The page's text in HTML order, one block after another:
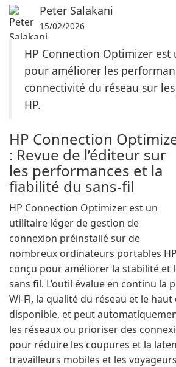
Peter Salakani
15/02/2026
HP Connection Optimizer
pour améliorer les
connectivité du réseau sur
HP.
HP Connection
: Revue de l’éditeur sur
les performances et la
fiabilité du sans-fil
HP Connection Optimizer est un
utilitaire léger de gestion de
connexion préinstallé sur de
nombreux ordinateurs portables
conçu pour améliorer la stabilité et
sans fil. L’outil évalue en continu la
Wi-Fi, la qualité du réseau et le
disponible, et peut
les réseaux ou prioriser des
pour réduire les coupures et la
travailleurs mobiles et les